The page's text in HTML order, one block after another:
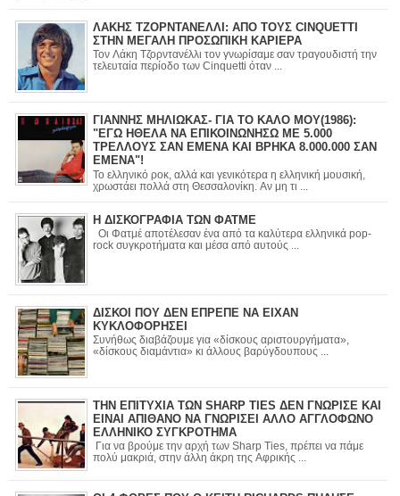
ΛΑΚΗΣ ΤΖΟΡΝΤΑΝΕΛΛΙ: ΑΠΟ ΤΟΥΣ CINQUETTI
ΣΤΗΝ ΜΕΓΑΛΗ ΠΡΟΣΩΠΙΚΗ ΚΑΡΙΕΡΑ
Τον Λάκη Τζορντανέλλι τον γνωρίσαμε σαν τραγουδιστή την
τελευταία περίοδο των Cinquetti όταν ...
ΓΙΑΝΝΗΣ ΜΗΛΙΩΚΑΣ- ΓΙΑ ΤΟ ΚΑΛΟ ΜΟΥ(1986):
"ΕΓΩ ΗΘΕΛΑ ΝΑ ΕΠΙΚΟΙΝΩΝΗΣΩ ΜΕ 5.000
ΤΡΕΛΛΟΥΣ ΣΑΝ ΕΜΕΝΑ ΚΑΙ ΒΡΗΚΑ 8.000.000 ΣΑΝ
ΕΜΕΝΑ"!
Το ελληνικό ροκ, αλλά και γενικότερα η ελληνική μουσική,
χρωστάει πολλά στη Θεσσαλονίκη. Αν μη τι ...
Η ΔΙΣΚΟΓΡΑΦΙΑ ΤΩΝ ΦΑΤΜΕ
Οι Φατμέ αποτέλεσαν ένα από τα καλύτερα ελληνικά pop-
rock συγκροτήματα και μέσα από αυτούς ...
ΔΙΣΚΟΙ ΠΟΥ ΔΕΝ ΕΠΡΕΠΕ ΝΑ ΕΙΧΑΝ
ΚΥΚΛΟΦΟΡΗΣΕΙ
Συνήθως διαβάζουμε για «δίσκους αριστουργήματα»,
«δίσκους διαμάντια» κι άλλους βαρύγδουπους ...
ΤΗΝ ΕΠΙΤΥΧΙΑ ΤΩΝ SHARP TIES ΔΕΝ ΓΝΩΡΙΣΕ ΚΑΙ
ΕΙΝΑΙ ΑΠΙΘΑΝΟ ΝΑ ΓΝΩΡΙΣΕΙ ΑΛΛΟ ΑΓΓΛΟΦΩΝΟ
ΕΛΛΗΝΙΚΟ ΣΥΓΚΡΟΤΗΜΑ
Για να βρούμε την αρχή των Sharp Ties, πρέπει να πάμε
πολύ μακριά, στην άλλη άκρη της Αφρικής ...